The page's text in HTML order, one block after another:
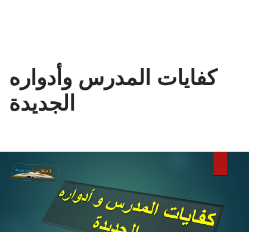
كفايات المدرس وأدواره
الجديدة